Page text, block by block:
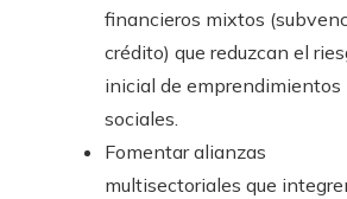
financieros mixtos
crédito) que reduzcan el
inicial de emprendimientos
sociales.
Fomentar alianzas
multisectoriales que